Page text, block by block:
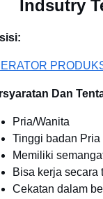
Indsutry
Dan
Pria/Wanita
Tinggi badan
Memiliki
Bisa kerja secara
Cekatan dalam